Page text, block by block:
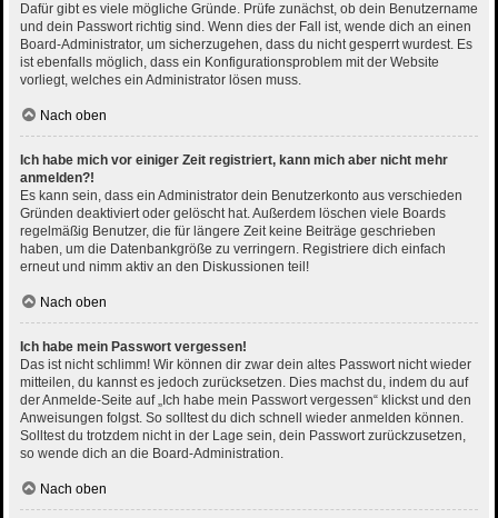
Dafür gibt es viele mögliche Gründe. Prüfe zunächst, ob dein Benutzername
und dein Passwort richtig sind. Wenn dies der Fall ist, wende dich an einen
Board-Administrator, um sicherzugehen, dass du nicht gesperrt wurdest. Es
ist ebenfalls möglich, dass ein Konfigurationsproblem mit der Website
vorliegt, welches ein Administrator lösen muss.
Nach oben
Ich habe mich vor einiger Zeit registriert, kann mich aber nicht mehr
anmelden?!
Es kann sein, dass ein Administrator dein Benutzerkonto aus verschieden
Gründen deaktiviert oder gelöscht hat. Außerdem löschen viele Boards
regelmäßig Benutzer, die für längere Zeit keine Beiträge geschrieben
haben, um die Datenbankgröße zu verringern. Registriere dich einfach
erneut und nimm aktiv an den Diskussionen teil!
Nach oben
Ich habe mein Passwort vergessen!
Das ist nicht schlimm! Wir können dir zwar dein altes Passwort nicht wieder
mitteilen, du kannst es jedoch zurücksetzen. Dies machst du, indem du auf
der Anmelde-Seite auf „Ich habe mein Passwort vergessen“ klickst und den
Anweisungen folgst. So solltest du dich schnell wieder anmelden können.
Solltest du trotzdem nicht in der Lage sein, dein Passwort zurückzusetzen,
so wende dich an die Board-Administration.
Nach oben